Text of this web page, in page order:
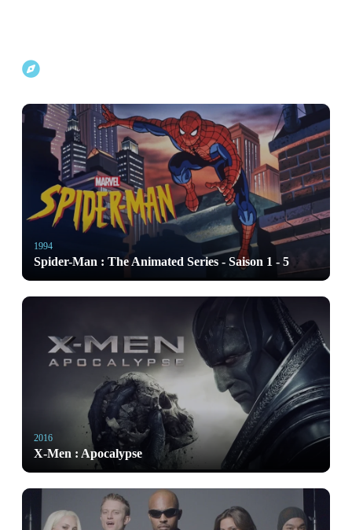
1994
Spider-Man : The Animated Series - Saison 1 - 5
2016
X-Men : Apocalypse